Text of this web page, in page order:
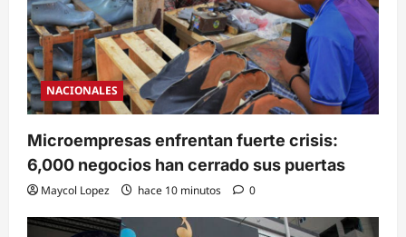
NACIONALES
Microempresas enfrentan fuerte crisis:
6,000 negocios han cerrado sus puertas
Maycol Lopez hace 10 minutos 0